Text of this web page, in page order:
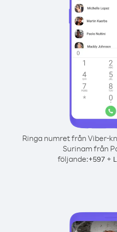
Ringa numret från Viber-
Surinam från
följande:+597+